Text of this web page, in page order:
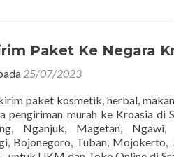
Paket Ke Negara
25/07/2023
paket kosmetik, herbal,
pengiriman murah ke Kroasia di
Nganjuk, Magetan,
Bojonegoro, Tuban, Mojokerto,